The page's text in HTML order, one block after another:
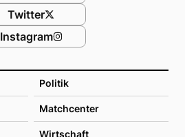
Politik
Matchcenter
Wirtschaft
Twitter
Instagram